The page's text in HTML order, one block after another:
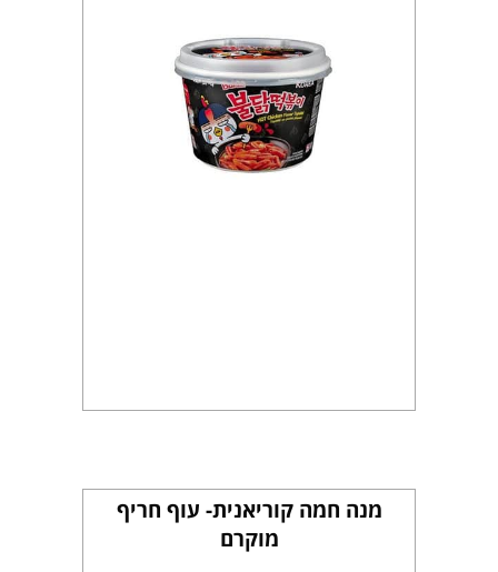
מנה חמה קוריאנית- עוף חריף
מוקרם